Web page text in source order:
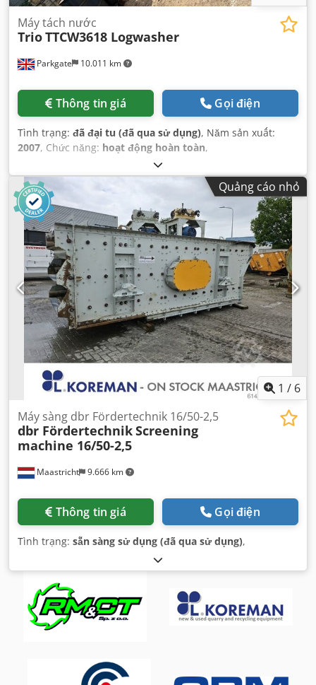
Parkgate 10.011 km
Máy tách nước
TrioTTCW3618 Logwasher
Thông tin giá Gọi điện
Tình trạng: đã đại tu (đã qua sử dụng), Năm sản xuất:
2007, Chức năng: hoạt động hoàn toàn,
Quảng cáo nhỏ
1 / 6
Maastricht 9.666 km
Máy sàng dbr Fördertechnik 16/50-2,5
dbr FördertechnikScreening
machine 16/50-2,5
Thông tin giá Gọi điện
Tình trạng: sẵn sàng sử dụng (đã qua sử dụng),